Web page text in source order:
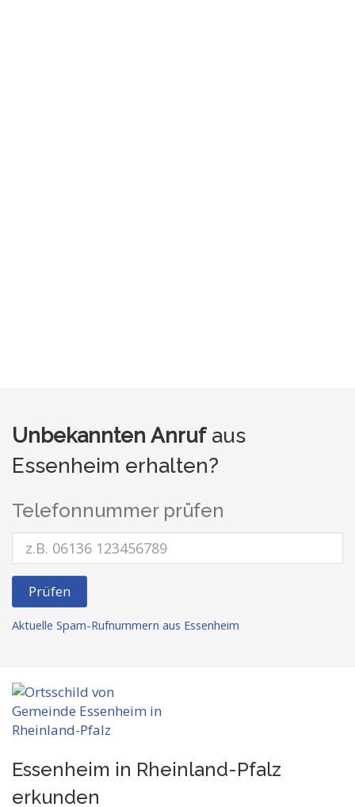
Unbekannten Anrufaus
Essenheim erhalten?
Telefonnummer prüfen
Prüfen
Aktuelle Spam-Rufnummern aus Essenheim
Essenheim in Rheinland-Pfalz
erkunden